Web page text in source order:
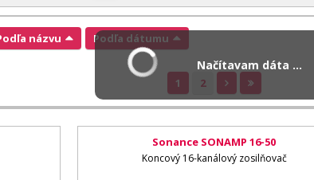
Podľa názvu Podľa dátumu
1 2
Sonance SONAMP 16-50
Koncový 16-kanálový zosilňovač
Načítavam dáta ...